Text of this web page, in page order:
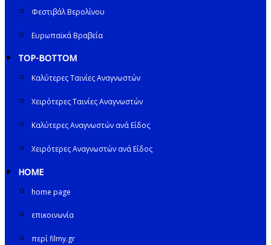
Φεστιβάλ Βερολίνου
Ευρωπαϊκά Βραβεία
TOP-BOTTOM
Καλύτερες Ταινίες Αναγνωστών
Χειρότερες Ταινίες Αναγνωστών
Καλύτερες Αναγνωστών ανά Είδος
Χειρότερες Αναγνωστών ανά Είδος
HOME
home page
επικοινωνία
περί filmy.gr